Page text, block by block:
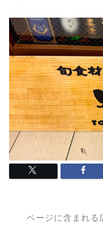
ページに含まれる